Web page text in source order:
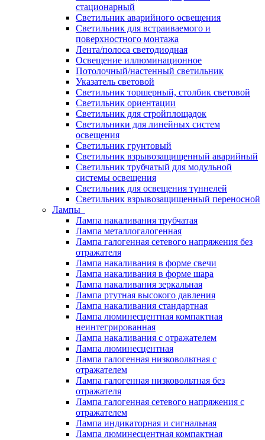
стационарный
Светильник аварийного освещения
Светильник для встраиваемого и
поверхностного монтажа
Лента/полоса светодиодная
Освещение иллюминационное
Потолочный/настенный светильник
Указатель световой
Светильник торшерный, столбик световой
Светильник ориентации
Светильник для стройплощадок
Светильники для линейных систем
освещения
Светильник грунтовый
Светильник взрывозащищенный аварийный
Светильник трубчатый для модульной
системы освещения
Светильник для освещения туннелей
Светильник взрывозащищенный переносной
Лампы
Лампа накаливания трубчатая
Лампа металлогалогенная
Лампа галогенная сетевого напряжения без
отражателя
Лампа накаливания в форме свечи
Лампа накаливания в форме шара
Лампа накаливания зеркальная
Лампа ртутная высокого давления
Лампа накаливания стандартная
Лампа люминесцентная компактная
неинтегрированная
Лампа накаливания с отражателем
Лампа люминесцентная
Лампа галогенная низковольтная с
отражателем
Лампа галогенная низковольтная без
отражателя
Лампа галогенная сетевого напряжения с
отражателем
Лампа индикаторная и сигнальная
Лампа люминесцентная компактная